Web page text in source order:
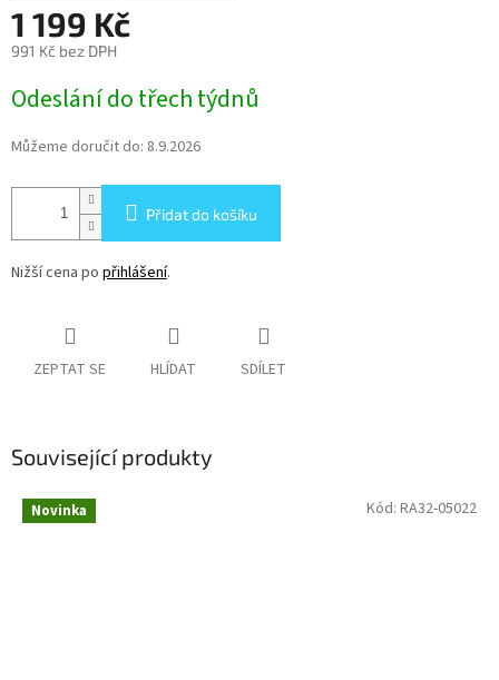
1 199 Kč
991 Kč bez DPH
cena:
Odeslání do třech týdnů
Můžeme doručit do: 8.9.2026
Přidat do košíku
Nižší cena po přihlášení.
ZEPTAT SE HLÍDAT SDÍLET
Související produkty
Novinka Kód: RA32-05022